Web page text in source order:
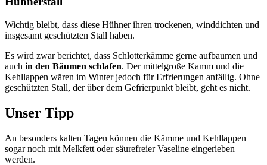
Wichtig bleibt, dass diese Hühner ihren trockenen, winddichten und
insgesamt geschützten Stall haben.
Es wird zwar berichtet, dass Schlotterkämme gerne aufbaumen und
auch in den Bäumen schlafen. Der mittelgroße Kamm und die
Kehllappen wären im Winter jedoch für Erfrierungen anfällig. Ohne
geschützten Stall, der über dem Gefrierpunkt bleibt, geht es nicht.
Unser Tipp
An besonders kalten Tagen können die Kämme und Kehllappen
sogar noch mit Melkfett oder säurefreier Vaseline eingerieben
werden.